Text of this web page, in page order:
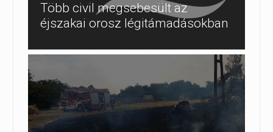
Több civil megsebesült az
éjszakai orosz légitámadásokban